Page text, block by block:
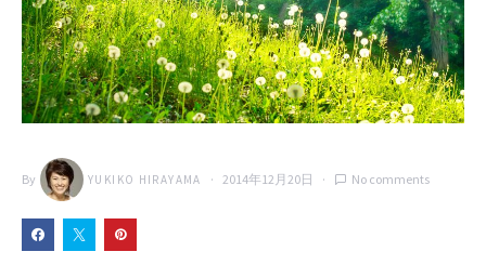
By YUKIKO HIRAYAMA 2014年12月20日 No comments